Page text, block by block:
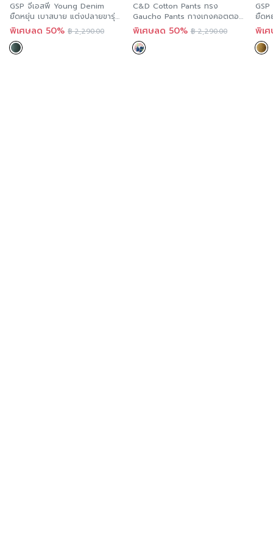
GSP จีเอสพี Young Denim
ยืดหยุ่น เบาสบาย แต่งปลายขารุ่ย
สีเขียว PS3BGR
พิเศษลด 50% ฿2,290.00
C&D Cotton Pants ทรง
Gaucho Pants กางเกงคอตตอน
ทรงตรง ขาสี่ส่วน ลายดอกซึบากิ
กลิ่นหอมมะลิ เนื้อผ้าคอตตอน
ซาติน CS17GR
พิเศษลด 50% ฿2,290.00
ยืดห
สีเห
พิเ